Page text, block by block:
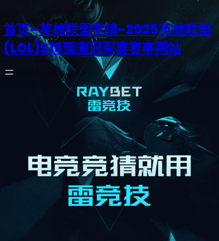
首页–英雄联盟竞猜-2025英雄联盟
(LOL)S15预测冠军赛赛事网站